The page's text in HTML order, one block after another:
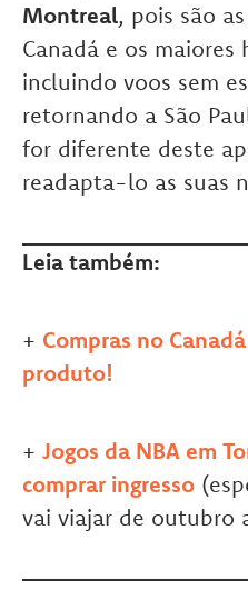
Montreal, pois são
Canadá e os maiores
incluindo voos sem
retornando a São
for diferente deste
readapta-lo as suas
Leia também:
+ Compras no
produto!
+ Jogos da NBA em
comprar ingresso
vai viajar de outubro